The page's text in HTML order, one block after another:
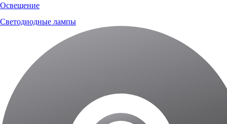
Освещение
Светодиодные лампы